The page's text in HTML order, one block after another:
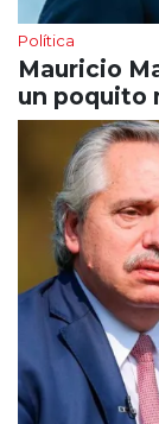
Política
Mauricio
un poquito